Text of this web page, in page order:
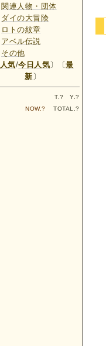
関連人物・団体
ダイの大冒険
ロトの紋章
アベル伝説
その他
人気/今日人気〕〔最
新 〕
T.? Y.?
NOW.? TOTAL.?